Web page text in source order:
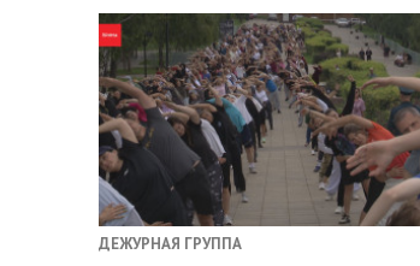
ДЕЖУРНАЯ ГРУППА